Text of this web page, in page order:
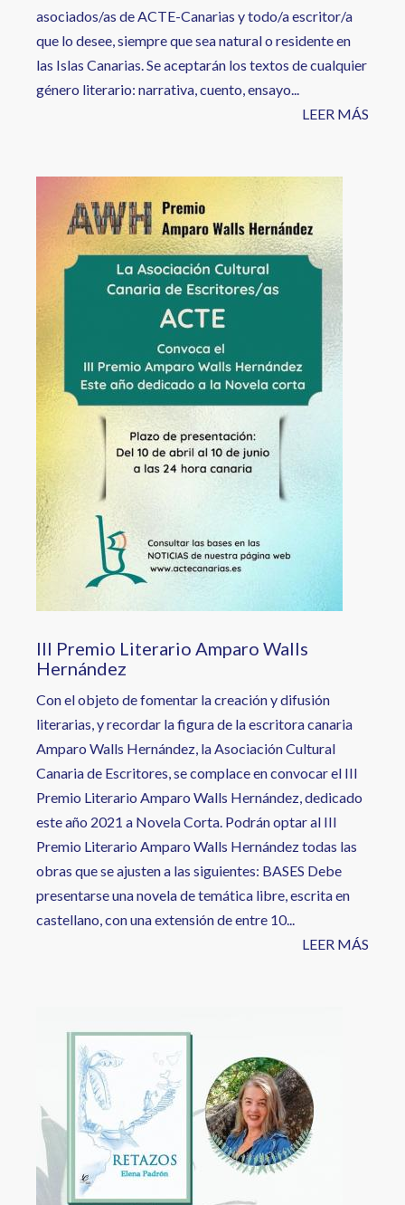
asociados/as de ACTE-Canarias y todo/a escritor/a
que lo desee, siempre que sea natural o residente en
las Islas Canarias. Se aceptarán los textos de cualquier
género literario: narrativa, cuento, ensayo...
LEER MÁS
III Premio Literario Amparo Walls
Hernández
Con el objeto de fomentar la creación y difusión
literarias, y recordar la figura de la escritora canaria
Amparo Walls Hernández, la Asociación Cultural
Canaria de Escritores, se complace en convocar el III
Premio Literario Amparo Walls Hernández, dedicado
este año 2021 a Novela Corta. Podrán optar al III
Premio Literario Amparo Walls Hernández todas las
obras que se ajusten a las siguientes: BASES Debe
presentarse una novela de temática libre, escrita en
castellano, con una extensión de entre 10...
LEER MÁS